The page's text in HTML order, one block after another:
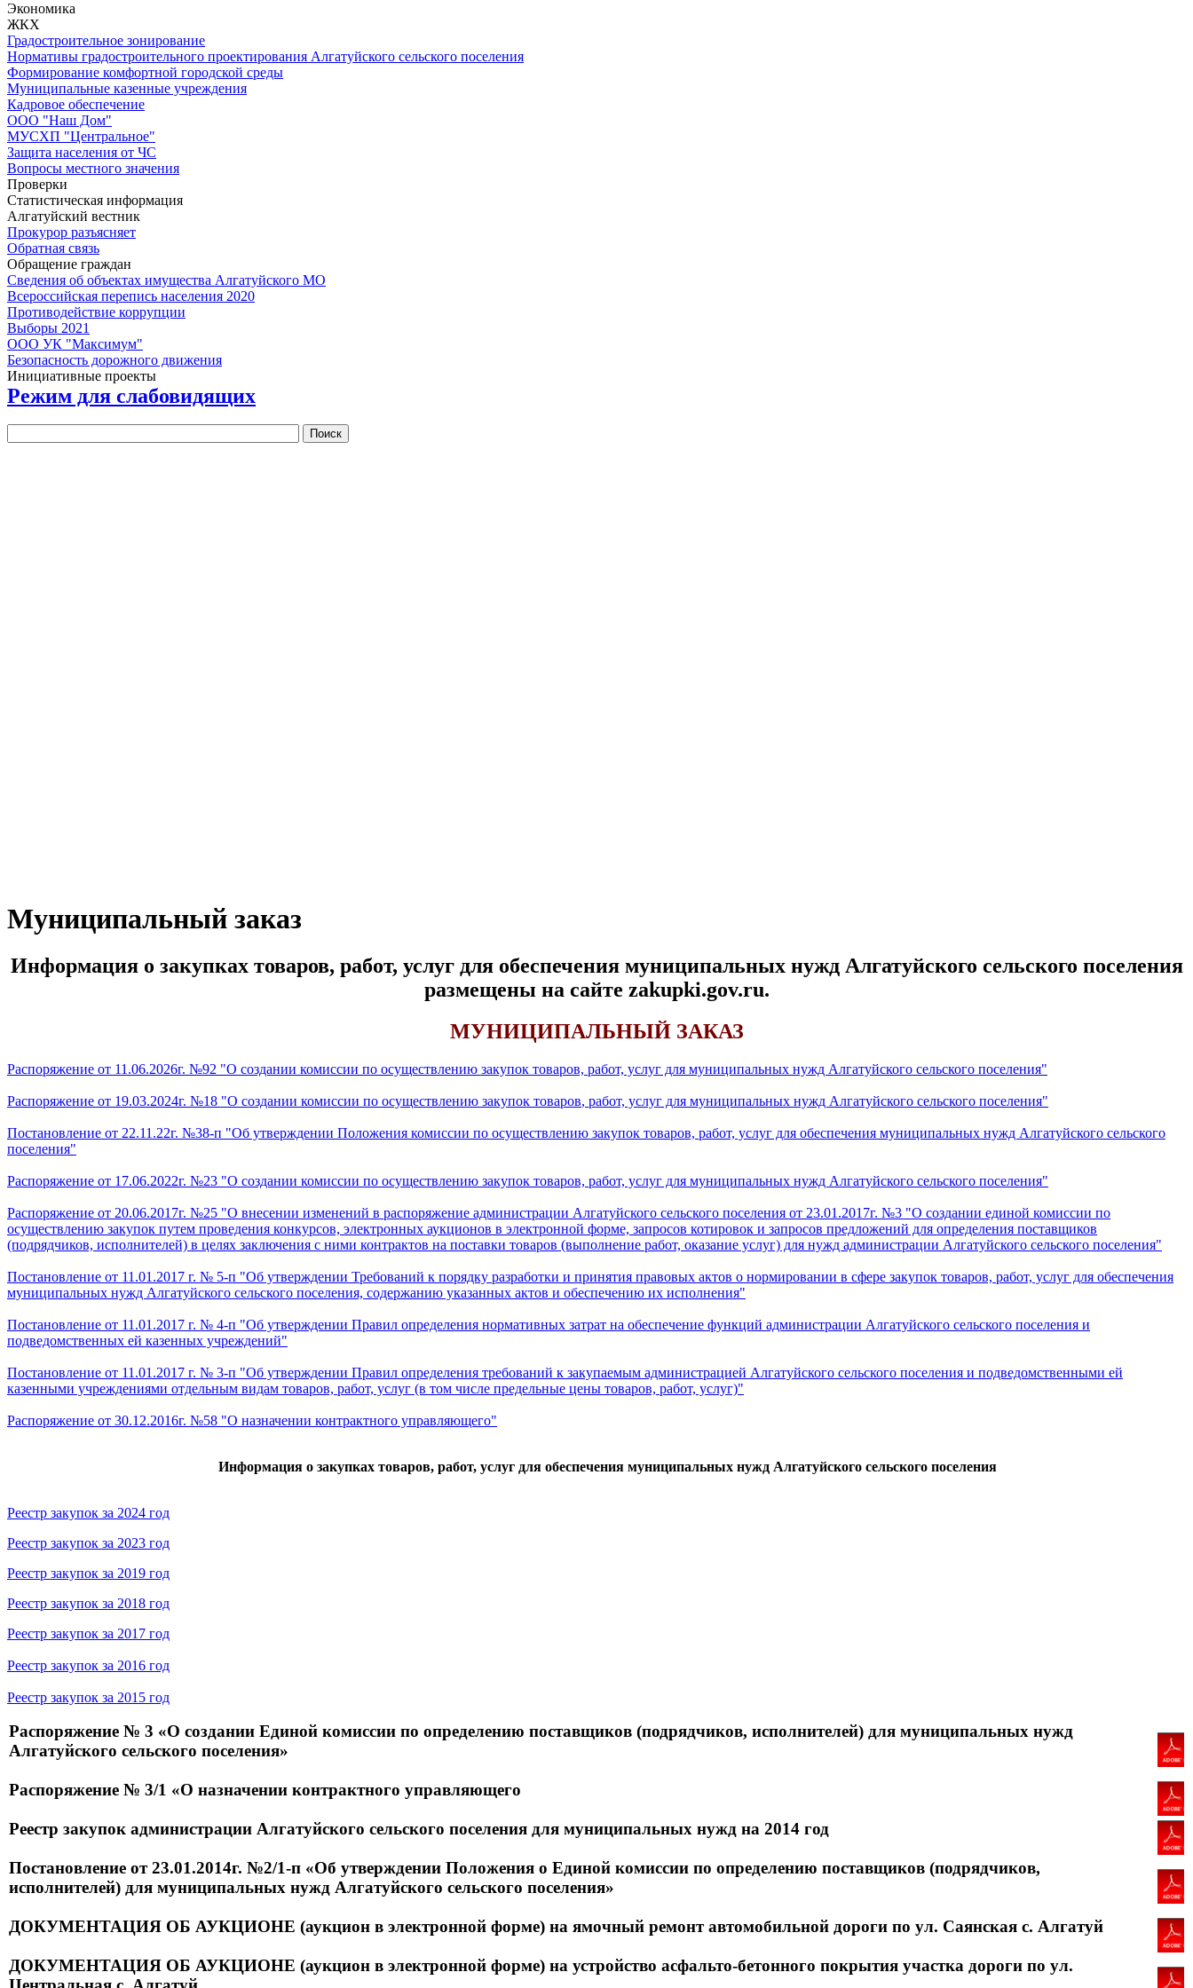
Экономика
ЖКХ
Градостроительное зонирование
Нормативы градостроительного проектирования Алгатуйского сельского поселения
Формирование комфортной городской среды
Муниципальные казенные учреждения
Кадровое обеспечение
ООО "Наш Дом"
МУСХП "Центральное"
Защита населения от ЧС
Вопросы местного значения
Проверки
Статистическая информация
Алгатуйский вестник
Прокурор разъясняет
Обратная связь
Обращение граждан
Сведения об объектах имущества Алгатуйского МО
Всероссийская перепись населения 2020
Противодействие коррупции
Выборы 2021
ООО УК "Максимум"
Безопасность дорожного движения
Инициативные проекты
Режим для слабовидящих
Муниципальный заказ
Информация о закупках товаров, работ, услуг для обеспечения муниципальных нужд Алгатуйского сельского поселения
размещены на сайте zakupki.gov.ru.
МУНИЦИПАЛЬНЫЙ ЗАКАЗ
Распоряжение от 11.06.2026г. №92 "О создании комиссии по осуществлению закупок товаров, работ, услуг для муниципальных нужд Алгатуйского сельского поселения"
Распоряжение от 19.03.2024г. №18 "О создании комиссии по осуществлению закупок товаров, работ, услуг для муниципальных нужд Алгатуйского сельского поселения"
Постановление от 22.11.22г. №38-п "Об утверждении Положения комиссии по осуществлению закупок товаров, работ, услуг для обеспечения муниципальных нужд Алгатуйского сельского
поселения"
Распоряжение от 17.06.2022г. №23 "О создании комиссии по осуществлению закупок товаров, работ, услуг для муниципальных нужд Алгатуйского сельского поселения"
Распоряжение от 20.06.2017г. №25 "О внесении изменений в распоряжение администрации Алгатуйского сельского поселения от 23.01.2017г. №3 "О создании единой комиссии по
осуществлению закупок путем проведения конкурсов, электронных аукционов в электронной форме, запросов котировок и запросов предложений для определения поставщиков
(подрядчиков, исполнителей) в целях заключения с ними контрактов на поставки товаров (выполнение работ, оказание услуг) для нужд администрации Алгатуйского сельского поселения"
Постановление от 11.01.2017 г. № 5-п "Об утверждении Требований к порядку разработки и принятия правовых актов о нормировании в сфере закупок товаров, работ, услуг для обеспечения
муниципальных нужд Алгатуйского сельского поселения, содержанию указанных актов и обеспечению их исполнения"
Постановление от 11.01.2017 г. № 4-п "Об утверждении Правил определения нормативных затрат на обеспечение функций администрации Алгатуйского сельского поселения и
подведомственных ей казенных учреждений"
Постановление от 11.01.2017 г. № 3-п "Об утверждении Правил определения требований к закупаемым администрацией Алгатуйского сельского поселения и подведомственными ей
казенными учреждениями отдельным видам товаров, работ, услуг (в том числе предельные цены товаров, работ, услуг)"
Распоряжение от 30.12.2016г. №58 "О назначении контрактного управляющего"
Информация о закупках товаров, работ, услуг для обеспечения муниципальных нужд Алгатуйского сельского поселения
Реестр закупок за 2024 год
Реестр закупок за 2023 год
Реестр закупок за 2019 год
Реестр закупок за 2018 год
Реестр закупок за 2017 год
Реестр закупок за 2016 год
Реестр закупок за 2015 год
Распоряжение № 3 «О создании Единой комиссии по определению поставщиков (подрядчиков, исполнителей) для муниципальных нужд
Алгатуйского сельского поселения»
Распоряжение № 3/1 «О назначении контрактного управляющего
Реестр закупок администрации Алгатуйского сельского поселения для муниципальных нужд на 2014 год
Постановление от 23.01.2014г. №2/1-п «Об утверждении Положения о Единой комиссии по определению поставщиков (подрядчиков,
исполнителей) для муниципальных нужд Алгатуйского сельского поселения»
ДОКУМЕНТАЦИЯ ОБ АУКЦИОНЕ (аукцион в электронной форме) на ямочный ремонт автомобильной дороги по ул. Саянская с. Алгатуй
ДОКУМЕНТАЦИЯ ОБ АУКЦИОНЕ (аукцион в электронной форме) на устройство асфальто-бетонного покрытия участка дороги по ул.